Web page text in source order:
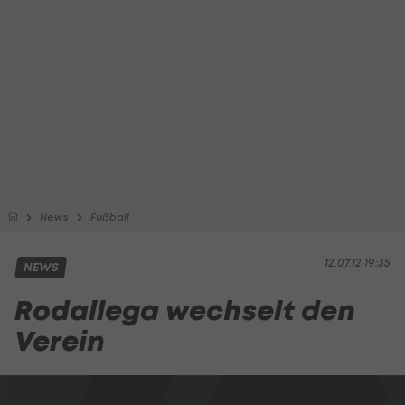
News Fußball
12.07.12 19:35
NEWS
Rodallega wechselt den
Verein